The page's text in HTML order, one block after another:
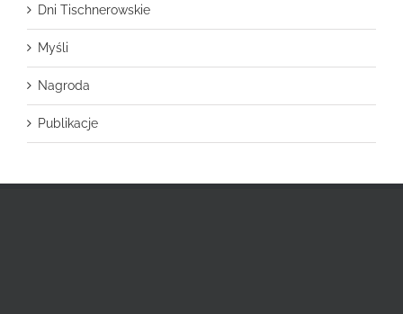
Dni Tischnerowskie
Myśli
Nagroda
Publikacje